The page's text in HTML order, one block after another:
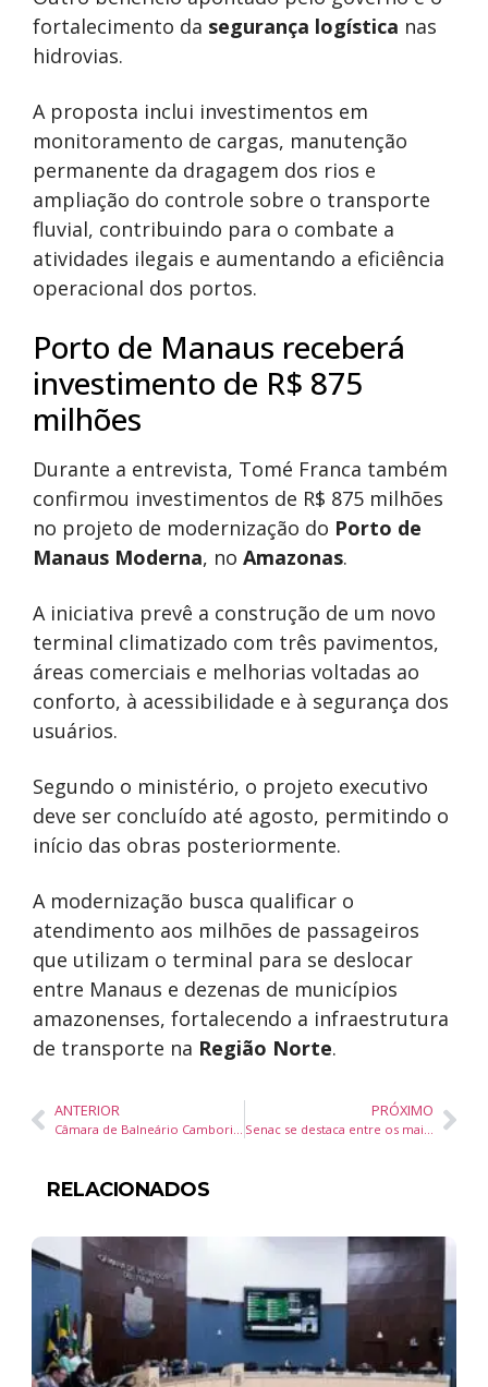
fortalecimento da segurança logística nas
hidrovias.
A proposta inclui investimentos em
monitoramento de cargas, manutenção
permanente da dragagem dos rios e
ampliação do controle sobre o transporte
fluvial, contribuindo para o combate a
atividades ilegais e aumentando a eficiência
operacional dos portos.
Porto de Manaus receberá
investimento de R$ 875
milhões
Durante a entrevista, Tomé Franca também
confirmou investimentos de R$ 875 milhões
no projeto de modernização do Porto de
Manaus Moderna, no Amazonas.
A iniciativa prevê a construção de um novo
terminal climatizado com três pavimentos,
áreas comerciais e melhorias voltadas ao
conforto, à acessibilidade e à segurança dos
usuários.
Segundo o ministério, o projeto executivo
deve ser concluído até agosto, permitindo o
início das obras posteriormente.
A modernização busca qualificar o
atendimento aos milhões de passageiros
que utilizam o terminal para se deslocar
entre Manaus e dezenas de municípios
amazonenses, fortalecendo a infraestrutura
de transporte na Região Norte.
ANTERIOR
Câmara de Balneário Camboriú abre licitação para compra de cadeiras e poltronas com exclusividade para pequenas empresas
PRÓXIMO
Senac se destaca entre os mais premiados da Cisco e reforça liderança na formação de profissionais de tecnologia no Brasil
RELACIONADOS